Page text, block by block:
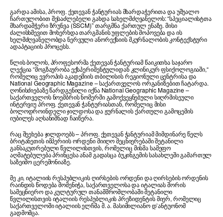
გარდა ამისა, პროფ. ქეთევან ჭანტურიას მხარდაჭერითა და უშუალო
ჩართულობით შესაძლებელი გახდა სახელმძღვანელოს: “სპეციალისტთა
მხარდამჭერი ზრუნვა (SSCM)” თარგმნა ქართულ ენაზე. მისი
ძალისხმევით მოხერხდა თარგმანის უფლების მოპოვება და ის
ხელმძღვანელობდა ნერვული ანორექსიის მკურნალობის კონტექსტური
ადაპტაციის პროცესს.
წლის ბოლოს, პროფესორმა ქეთევან ჭანტურიამ წაიკითხა საჯარო
ლექცია “მოგზაურობა ექსპერიმენტულიდან კლინიკურ ფსიქოლოგიაში,“
რომელიც ევროპის აკადემიის თბილისის რეგიონული ცენტრისა და
National Geographic Magazine – საქართველოს ორგანიზებით ჩატარდა.
ღონისძიებაზე წარდგენილი იქნა National Geographic Magazine –
საქართველოს ნოემბრის ნომერში გამოქვეყნებული სიღრმისეული
ინტერვიუ პროფ. ქეთევან ჭანტურიასთან, რომელიც მისი
ბოლოდროინდელი ჯილდოსა და ჟურნალის ქართული გამოცემის
იუბილეს აღსანიშნად ჩაიწერა.
რაც შეეხება ჯილდოებს – პროფ. ქეთევან ჭანტურიამ მიმდინარე წელს
ბრიტანეთის იმპერიის ორდენი მიიღო მეცნიერებაში შეტანილი
განსაკუთრებული წვლილისთვის, რომელიც მისმა სამეფო
აღმატებულება პრინცესა ანამ გადასცა ბუკინგემის სასახლეში გამართულ
საზეიმო ცერემონიაზე.
მე კი, იტალიის რესპუბლიკის ღირსების ორდენი და ღირსების ორდენის
რაინდის წოდება მომენიჭა, საქართველოსა და იტალიას შორის
სამეცნიერო და კულტურულ თანამშრომლობაში შეტანილი
წვლილისთვის იტალიის რესპუბლიკის პრეზიდენტის მიერ, რომელიც
საქართველოში იტალიის ელჩმა მ. ა. მასიმილიანო დ’ანტუონომ
გადმომცა.